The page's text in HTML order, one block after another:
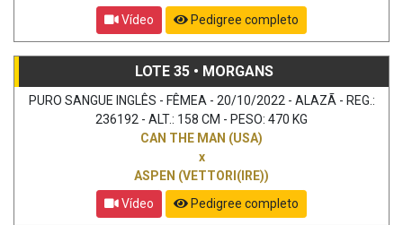
Vídeo
Pedigree completo
LOTE 35 • MORGANS
PURO SANGUE INGLÊS - FÊMEA - 20/10/2022 - ALAZÃ - REG.:
236192 - ALT.: 158 CM - PESO: 470 KG
CAN THE MAN (USA)
x
ASPEN (VETTORI(IRE))
Vídeo
Pedigree completo